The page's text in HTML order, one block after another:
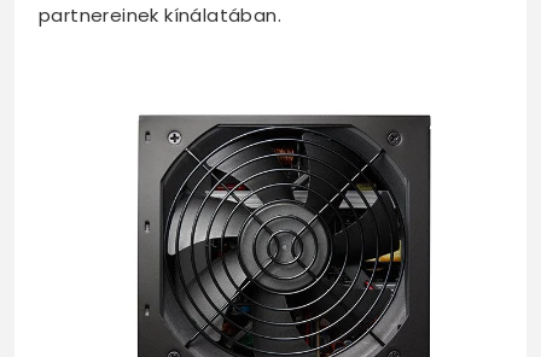
partnereinek kínálatában.